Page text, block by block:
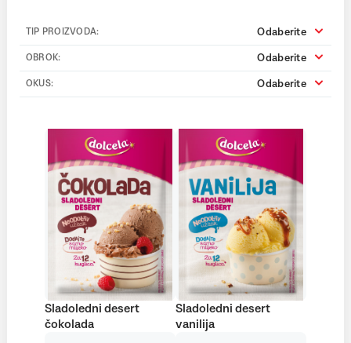
TIP PROIZVODA: Odaberite
OBROK: Odaberite
OKUS: Odaberite
Sladoledni desert
čokolada
Sladoledni desert
vanilija